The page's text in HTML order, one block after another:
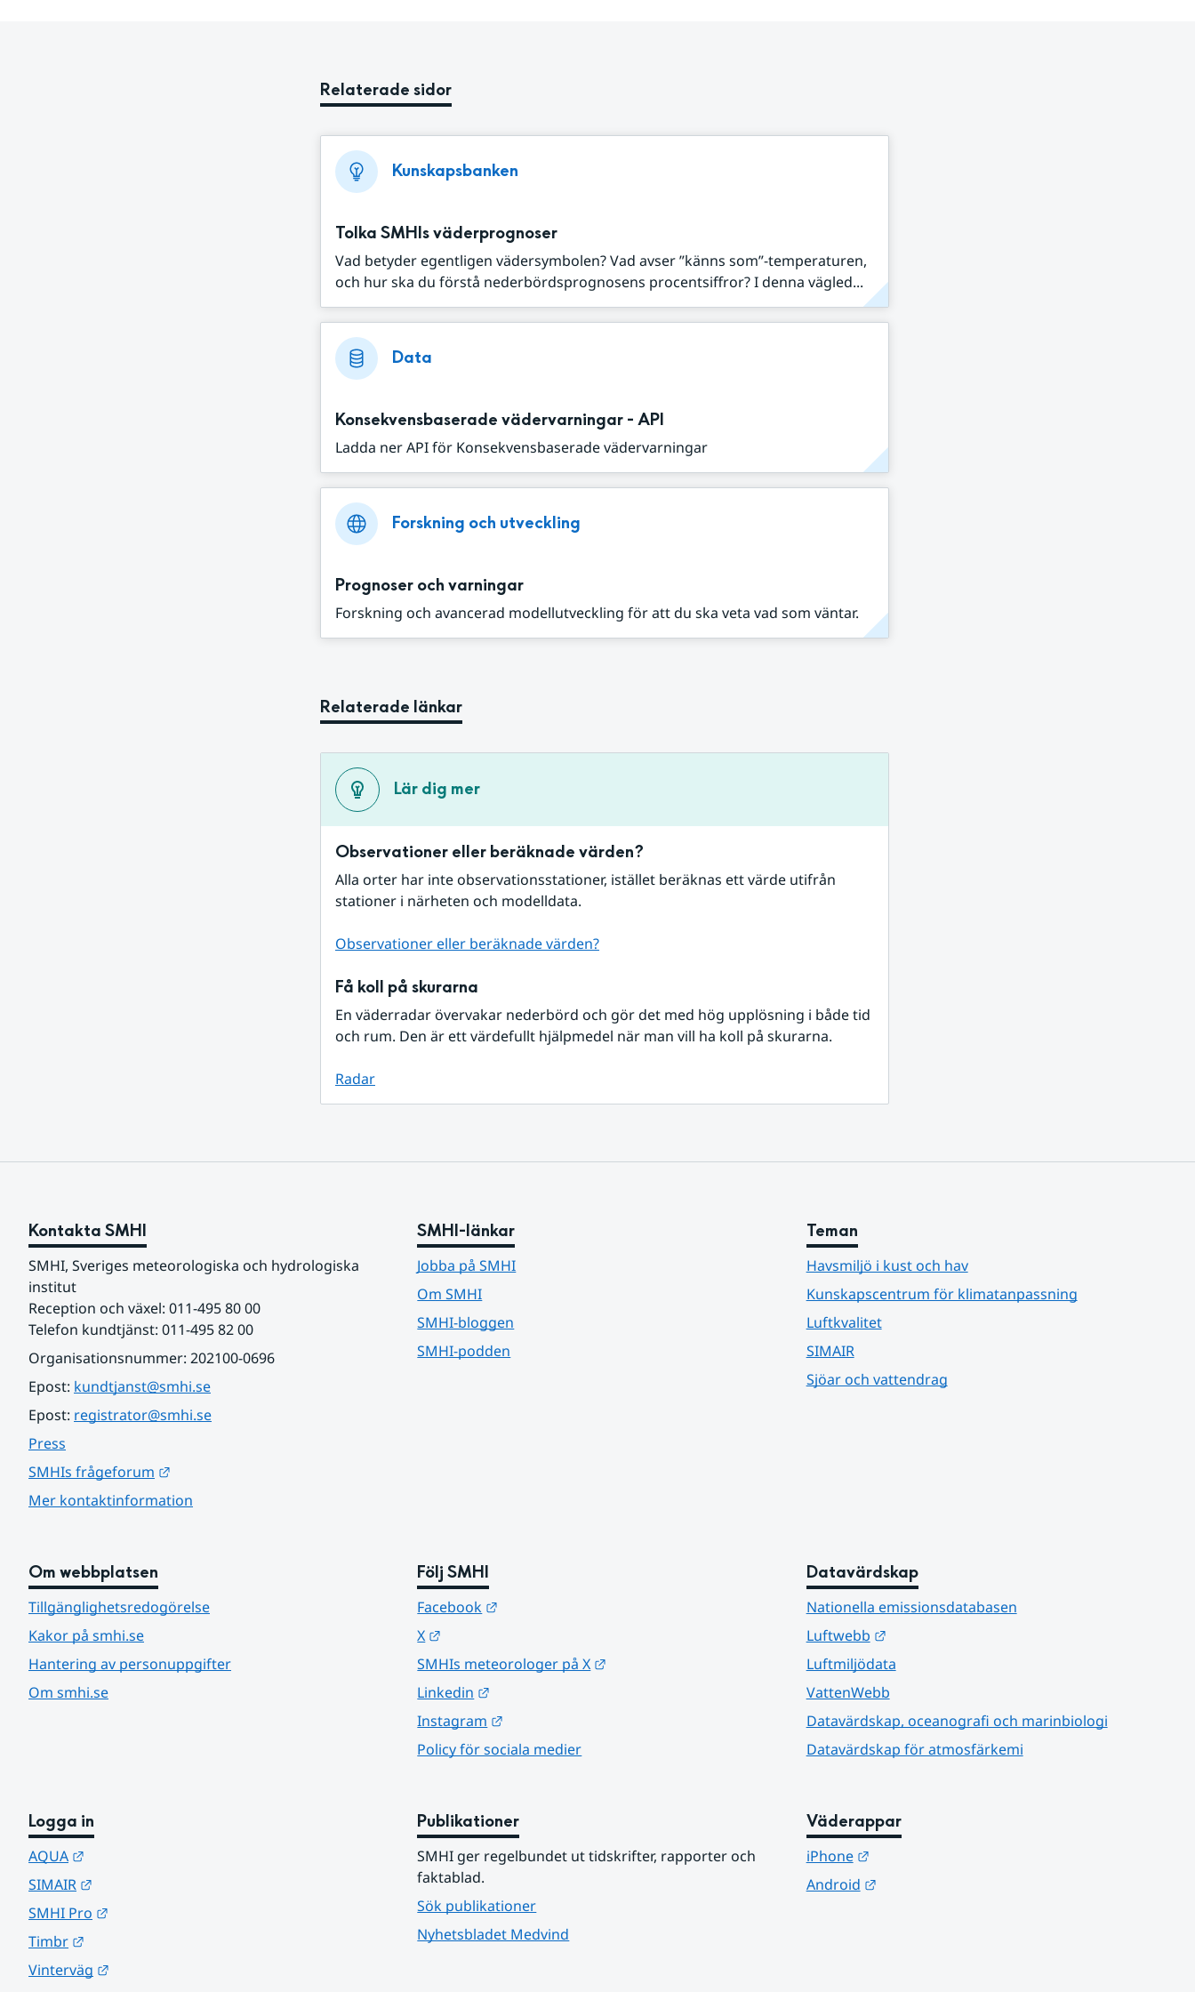
Relaterade sidor
Kunskapsbanken
Tolka SMHIs väderprognoser
Vad betyder egentligen vädersymbolen? Vad avser ”känns som”-temperaturen,
och hur ska du förstå nederbördsprognosens procentsiffror? I denna vägled...
Data
Konsekvensbaserade vädervarningar - API
Ladda ner API för Konsekvensbaserade vädervarningar
Forskning och utveckling
Prognoser och varningar
Forskning och avancerad modellutveckling för att du ska veta vad som väntar.
Relaterade länkar
Lär dig mer
Observationer eller beräknade värden?
Alla orter har inte observationsstationer, istället beräknas ett värde utifrån
stationer i närheten och modelldata.
Observationer eller beräknade värden?
Få koll på skurarna
En väderradar övervakar nederbörd och gör det med hög upplösning i både tid
och rum. Den är ett värdefullt hjälpmedel när man vill ha koll på skurarna.
Radar
Kontakta SMHI
SMHI, Sveriges meteorologiska och hydrologiska
institut
Reception och växel: 011-495 80 00
Telefon kundtjänst: 011-495 82 00
Organisationsnummer: 202100-0696
Epost: kundtjanst@smhi.se
Epost: registrator@smhi.se
Press
SMHIs frågeforum
Mer kontaktinformation
SMHI-länkar
Jobba på SMHI
Om SMHI
SMHI-bloggen
SMHI-podden
Teman
Havsmiljö i kust och hav
Kunskapscentrum för klimatanpassning
Luftkvalitet
SIMAIR
Sjöar och vattendrag
Om webbplatsen
Tillgänglighetsredogörelse
Kakor på smhi.se
Hantering av personuppgifter
Om smhi.se
Följ SMHI
Facebook
X
SMHIs meteorologer på X
Linkedin
Instagram
Policy för sociala medier
Datavärdskap
Nationella emissionsdatabasen
Luftwebb
Länk till annan webbplats.
Luftmiljödata
VattenWebb
Datavärdskap, oceanografi och marinbiologi
Datavärdskap för atmosfärkemi
Logga in
AQUA
SIMAIR
SMHI Pro
Timbr
Vinterväg
Publikationer
SMHI ger regelbundet ut tidskrifter, rapporter och
faktablad.
Sök publikationer
Nyhetsbladet Medvind
Väderappar
iPhone
Länk till annan webbplats.
Android
Länk till annan webbplats.